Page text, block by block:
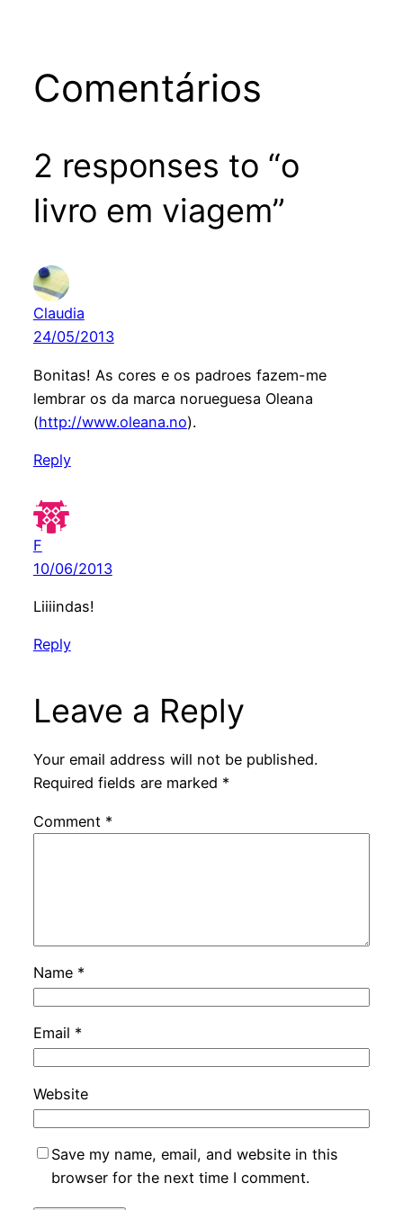
Comentários
2 responses to “o
livro em viagem”
Claudia
24/05/2013
Bonitas! As cores e os padroes fazem-me
lembrar os da marca norueguesa Oleana
(http://www.oleana.no).
Reply
F
10/06/2013
Liiiindas!
Reply
Leave a Reply
Your email address will not be published.
Required fields are marked *
Comment *
Name *
Email *
Website
Save my name, email, and website in this
browser for the next time I comment.